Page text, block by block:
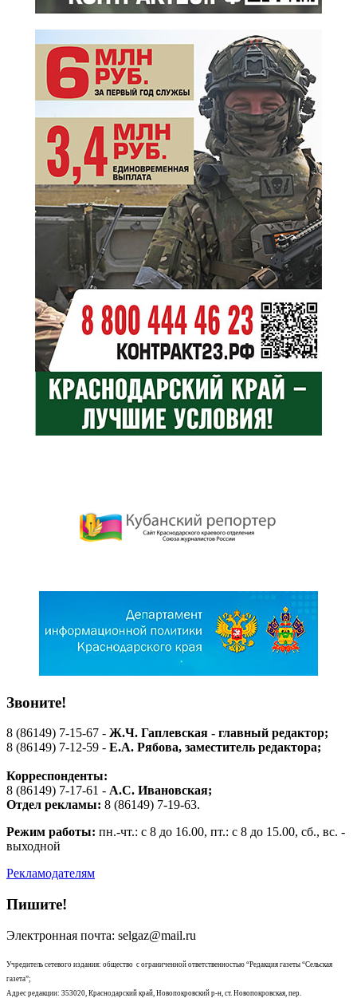
Звоните!
8 (86149) 7-15-67 - Ж.Ч. Гаплевская - главный редактор;
8 (86149) 7-12-59 - Е.А. Рябова, заместитель редактора;
Корреспонденты:
8 (86149) 7-17-61 - А.С. Ивановская;
Отдел рекламы: 8 (86149) 7-19-63.
Режим работы: пн.-чт.: с 8 до 16.00, пт.: с 8 до 15.00, сб., вс. -
выходной
Рекламодателям
Пишите!
Электронная почта: selgaz@mail.ru
Учредитель сетевого издания: общество с ограниченной ответственностью “Редакция газеты “Сельская
газета”;
Адрес редакции: 353020, Краснодарский край, Новопокровский р-н, ст. Новопокровская, пер.